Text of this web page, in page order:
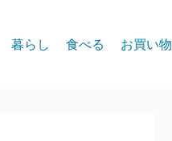
暮らし 食べる お買い物